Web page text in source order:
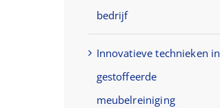
bedrijf
Innovatieve technieken in
gestoffeerde
meubelreiniging